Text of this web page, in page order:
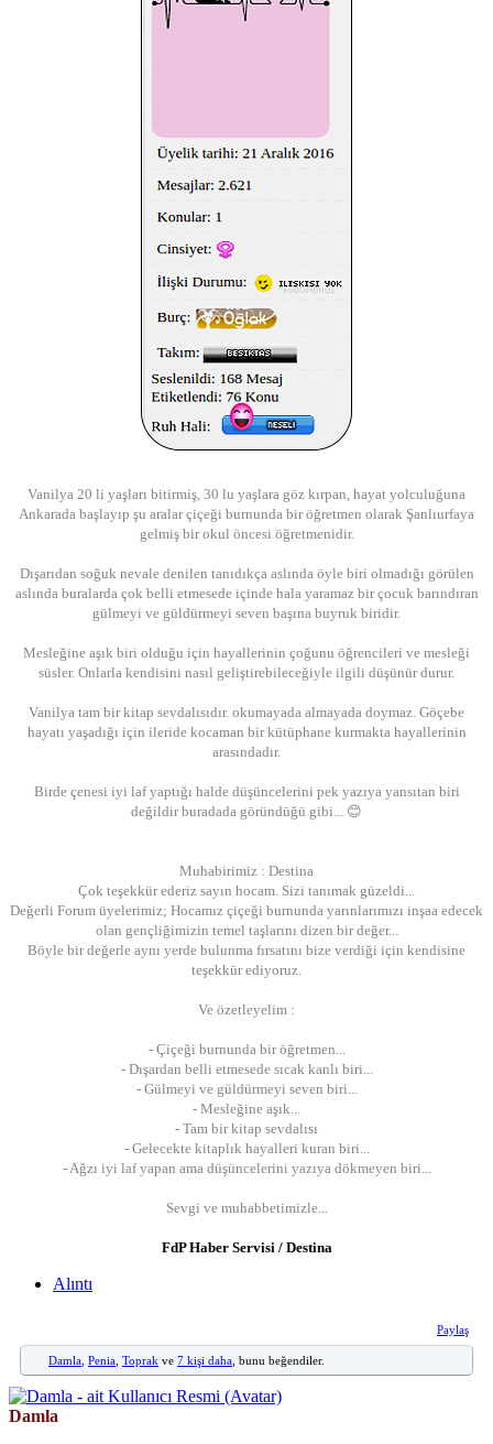
Vanilya 20 li yaşları bitirmiş, 30 lu yaşlara göz kırpan, hayat yolculuğuna
Ankarada başlayıp şu aralar çiçeği burnunda bir öğretmen olarak Şanlıurfaya
gelmiş bir okul öncesi öğretmenidir.
Dışarıdan soğuk nevale denilen tanıdıkça aslında öyle biri olmadığı görülen
aslında buralarda çok belli etmesede içinde hala yaramaz bir çocuk barındıran
gülmeyi ve güldürmeyi seven başına buyruk biridir.
Mesleğine aşık biri olduğu için hayallerinin çoğunu öğrencileri ve mesleği
süsler. Onlarla kendisini nasıl geliştirebileceğiyle ilgili düşünür durur.
Vanilya tam bir kitap sevdalısıdır. okumayada almayada doymaz. Göçebe
hayatı yaşadığı için ileride kocaman bir kütüphane kurmakta hayallerinin
arasındadır.
Birde çenesi iyi laf yaptığı halde düşüncelerini pek yazıya yansıtan biri
değildir buradada göründüğü gibi... 😊
Muhabirimiz : Destina
Çok teşekkür ederiz sayın hocam. Sizi tanımak güzeldi...
Değerli Forum üyelerimiz; Hocamız çiçeği burnunda yarınlarımızı inşaa edecek
olan gençliğimizin temel taşlarını dizen bir değer...
Böyle bir değerle aynı yerde bulunma fırsatını bize verdiği için kendisine
teşekkür ediyoruz.
Ve özetleyelim :
- Çiçeği burnunda bir öğretmen...
- Dışardan belli etmesede sıcak kanlı biri...
- Gülmeyi ve güldürmeyi seven biri...
- Mesleğine aşık...
- Tam bir kitap sevdalısı
- Gelecekte kitaplık hayalleri kuran biri...
- Ağzı iyi laf yapan ama düşüncelerini yazıya dökmeyen biri...
Sevgi ve muhabbetimizle...
FdP Haber Servisi / Destina
Alıntı
Paylaş
Damla Penia Toprak ve 7 kişi daha , bunu beğendiler.
Damla